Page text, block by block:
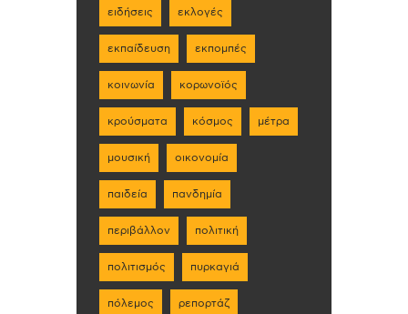
ειδήσεις εκλογές
εκπαίδευση εκπομπές
κοινωνία κορωνοϊός
κρούσματα κόσμος μέτρα
μουσική οικονομία
παιδεία πανδημία
περιβάλλον πολιτική
πολιτισμός πυρκαγιά
πόλεμος ρεπορτάζ